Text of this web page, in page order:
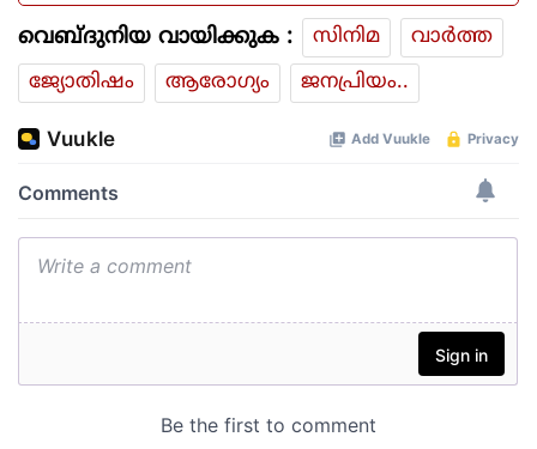
വെബ്ദുനിയ വായിക്കുക : സിനിമ
വാര്‍ത്ത
ജ്യോതിഷം
ആരോഗ്യം ജനപ്രിയം..